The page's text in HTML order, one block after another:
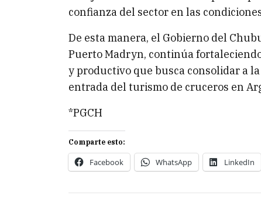
confianza del sector en las
De esta manera, el Gobierno del
Puerto Madryn, continúa
y productivo que busca consolidar a
entrada del turismo de cruceros en
*PGCH
Comparte esto:
Facebook WhatsApp LinkedIn